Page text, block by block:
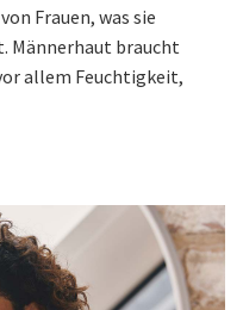
Frauen, was sie
Männerhaut braucht
allem Feuchtigkeit,